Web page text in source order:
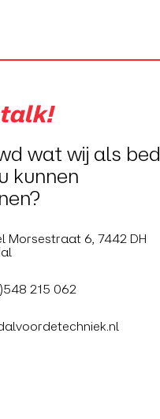
talk!
wat wij als
kunnen
Morsestraat 6, 7442 DH
215 062